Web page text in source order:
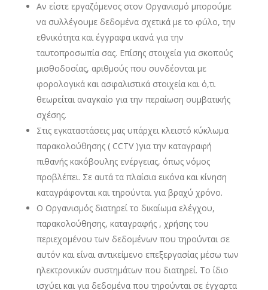
Αν είστε εργαζόμενος στον Οργανισμό μπορούμε
να συλλέγουμε δεδομένα σχετικά με το φύλο, την
εθνικότητα και έγγραφα ικανά για την
ταυτοπροσωπία σας. Επίσης στοιχεία για σκοπούς
μισθοδοσίας, αριθμούς που συνδέονται με
φορολογικά και ασφαλιστικά στοιχεία και ό,τι
θεωρείται αναγκαίο για την περαίωση συμβατικής
σχέσης.
Στις εγκαταστάσεις μας υπάρχει κλειστό κύκλωμα
παρακολούθησης ( CCTV )για την καταγραφή
πιθανής κακόβουλης ενέργειας, όπως νόμος
προβλέπει. Σε αυτά τα πλαίσια εικόνα και κίνηση
καταγράφονται και τηρούνται για βραχύ χρόνο.
Ο Οργανισμός διατηρεί το δικαίωμα ελέγχου,
παρακολούθησης, καταγραφής , χρήσης του
περιεχομένου των δεδομένων που τηρούνται σε
αυτόν και είναι αντικείμενο επεξεργασίας μέσω των
ηλεκτρονικών συστημάτων που διατηρεί. Το ίδιο
ισχύει και για δεδομένα που τηρούνται σε έγχαρτα